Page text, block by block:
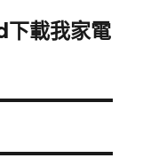
載我家電